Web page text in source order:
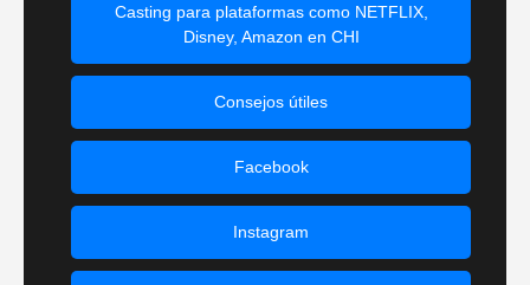
Casting para plataformas como NETFLIX,
Disney, Amazon en CHI
Consejos útiles
Facebook
Instagram